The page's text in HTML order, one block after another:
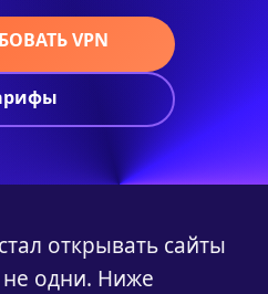
VPN
открывать сайты
одни. Ниже